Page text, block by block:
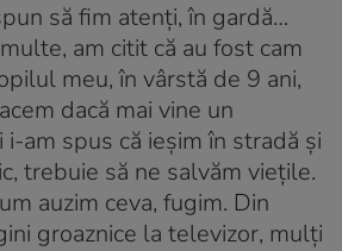
să fim atenţi, în gardă…
am citit că au fost cam
meu, în vârstă de 9 ani,
dacă mai vine un
am spus că ieşim în stradă şi
trebuie să ne salvăm vieţile.
auzim ceva, fugim. Din
groaznice la televizor, mulţi